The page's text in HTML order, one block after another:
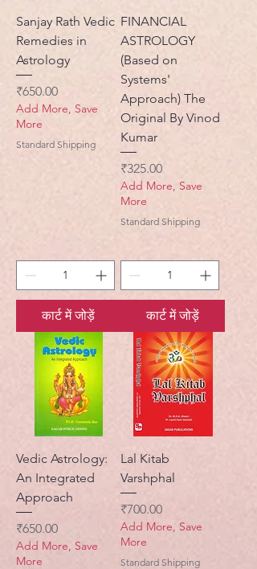
Sanjay Rath Vedic
Remedies in
Astrology
मूल्य
₹650.00
Add More, Save
More
Standard Shipping
कार्ट में जोड़ें
FINANCIAL
ASTROLOGY
(Based on
Systems'
Approach) The
Original By Vinod
Kumar
मूल्य
₹325.00
Add More, Save
More
Standard Shipping
कार्ट में जोड़ें
Vedic Astrology:
An Integrated
Approach
मूल्य
₹650.00
Add More, Save
More
Lal Kitab
Varshphal
मूल्य
₹700.00
Add More, Save
More
Standard Shipping